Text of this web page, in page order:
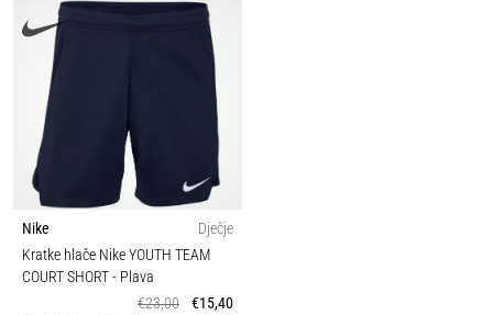
Nike
Dječje
Kratke hlače Nike YOUTH TEAM
COURT SHORT- Plava
€23,00
€15,40